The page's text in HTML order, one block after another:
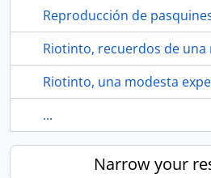
...
Narrow your